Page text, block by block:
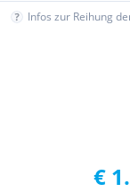
Infos zur Reihung
€